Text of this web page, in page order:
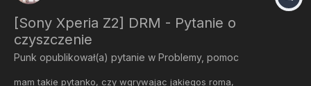
[Sony Xperia Z2] DRM - Pytanie o
czyszczenie
Punk opublikował(a) pytanie w Problemy, pomoc
mam takie pytanko, czy wgrywajac jakiegos roma,